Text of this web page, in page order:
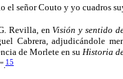
el señor Couto y yo cuadros
Revilla, enVisión y sentido
Cabrera, adjudicándole
de Morlete en su Historia
15